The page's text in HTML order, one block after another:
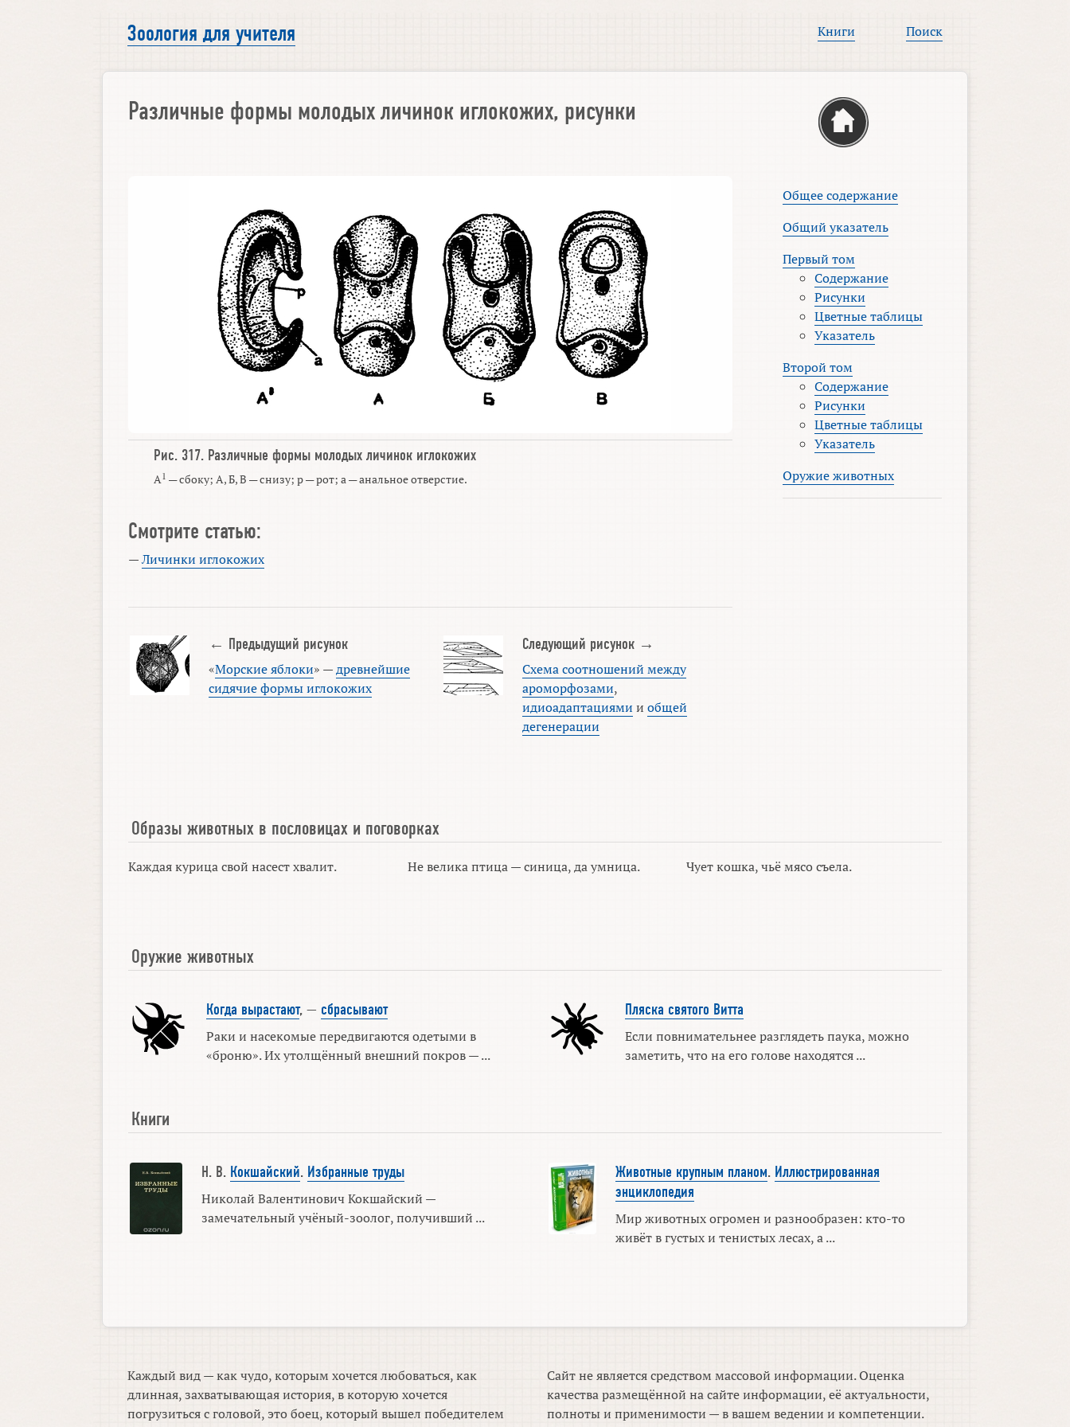
Зоология для учителя Книги Поиск
Различные формы молодых личинок иглокожих, рисунки
Рис. 317. Различные формы молодых личинок иглокожих
А1 — сбоку; А, Б, В — снизу; р — рот; а — анальное отверстие.
Смотрите статью:
—Личинки иглокожих
← Предыдущий рисунок
«Морские яблоки» —древнейшие
сидячие формы иглокожих
Следующий рисунок →
Схема соотношений между
ароморфозами,
идиоадаптациями иобщей
дегенерации
Общее содержание
Общий указатель
Первый том
Содержание
Рисунки
Цветные таблицы
Указатель
Второй том
Содержание
Рисунки
Цветные таблицы
Указатель
Оружие животных
Образы животных в пословицах и поговорках
Каждая курица свой насест хвалит. Не велика птица — синица, да умница. Чует кошка, чьё мясо съела.
Оружие животных
Когда вырастают, — сбрасывают
Раки и насекомые передвигаются одетыми в
«броню». Их утолщённый внешний покров — ...
Пляска святого Витта
Если повнимательнее разглядеть паука, можно
заметить, что на его голове находятся ...
Книги
Н. В. Кокшайский. Избранные труды
Николай Валентинович Кокшайский —
замечательный учёный-зоолог, получивший ...
Животные крупным планом. Иллюстрированная
энциклопедия
Мир животных огромен и разнообразен: кто-то
живёт в густых и тенистых лесах, а ...
Каждый вид — как чудо, которым хочется любоваться, как
длинная, захватывающая история, в которую хочется
погрузиться с головой, это боец, который вышел победителем
Сайт не является средством массовой информации. Оценка
качества размещённой на сайте информации, её актуальности,
полноты и применимости — в вашем ведении и компетенции.